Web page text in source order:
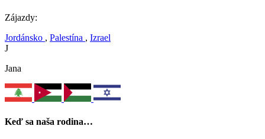
Zájazdy:
Jordánsko , Palestína , Izrael
J
Jana
Keď sa naša rodina…